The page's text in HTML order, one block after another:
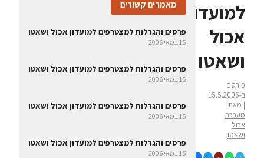
למועדון
אכול
ושאטו
פורסם
ב-15.5.2006
| מאת:
מערכת
אכול
ושאטו
מאמרים קשורים
פרסים והגרלות למצטרפים למועדון אכול ושאטו
15 במאי 2006
פרסים והגרלות למצטרפים למועדון אכול ושאטו
15 במאי 2006
פרסים והגרלות למצטרפים למועדון אכול ושאטו
15 במאי 2006
פרסים והגרלות למצטרפים למועדון אכול ושאטו
15 במאי 2006